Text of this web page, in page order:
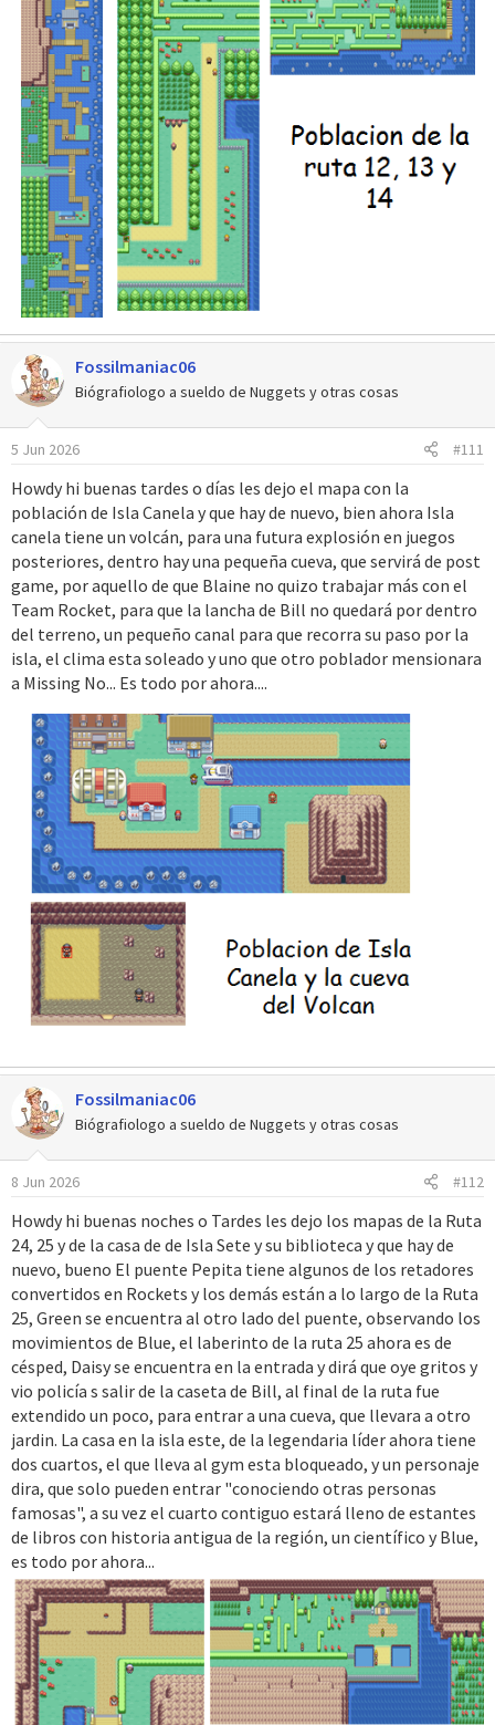
Fossilmaniac06
Biógrafiologo a sueldo de Nuggets y otras cosas
5 Jun 2026 #111
Howdy hi buenas tardes o días les dejo el mapa con la
población de Isla Canela y que hay de nuevo, bien ahora Isla
canela tiene un volcán, para una futura explosión en juegos
posteriores, dentro hay una pequeña cueva, que servirá de post
game, por aquello de que Blaine no quizo trabajar más con el
Team Rocket, para que la lancha de Bill no quedará por dentro
del terreno, un pequeño canal para que recorra su paso por la
isla, el clima esta soleado y uno que otro poblador mensionara
a Missing No... Es todo por ahora....
Fossilmaniac06
Biógrafiologo a sueldo de Nuggets y otras cosas
8 Jun 2026 #112
Howdy hi buenas noches o Tardes les dejo los mapas de la Ruta
24, 25 y de la casa de de Isla Sete y su biblioteca y que hay de
nuevo, bueno El puente Pepita tiene algunos de los retadores
convertidos en Rockets y los demás están a lo largo de la Ruta
25, Green se encuentra al otro lado del puente, observando los
movimientos de Blue, el laberinto de la ruta 25 ahora es de
césped, Daisy se encuentra en la entrada y dirá que oye gritos y
vio policía s salir de la caseta de Bill, al final de la ruta fue
extendido un poco, para entrar a una cueva, que llevara a otro
jardin. La casa en la isla este, de la legendaria líder ahora tiene
dos cuartos, el que lleva al gym esta bloqueado, y un personaje
dira, que solo pueden entrar "conociendo otras personas
famosas", a su vez el cuarto contiguo estará lleno de estantes
de libros con historia antigua de la región, un científico y Blue,
es todo por ahora...